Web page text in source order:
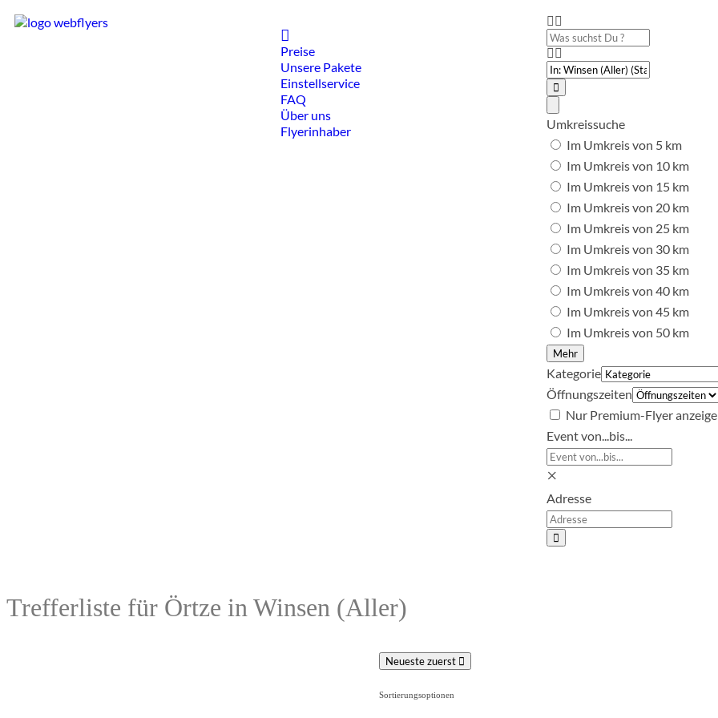
Preise
Unsere Pakete
Einstellservice
FAQ
Über uns
Flyerinhaber
Was
suchst
Du
?
PLZ
oder
Ort
Filters
Umkreissuche
Im Umkreis von 5 km
Im Umkreis von 10 km
Im Umkreis von 15 km
Im Umkreis von 20 km
Im Umkreis von 25 km
Im Umkreis von 30 km
Im Umkreis von 35 km
Im Umkreis von 40 km
Im Umkreis von 45 km
Im Umkreis von 50 km
Mehr
Kategorie
Öffnungszeiten
Nur Premium-Flyer
Event von...bis...
×
Adresse
Trefferliste für Örtze in Winsen (Aller)
Neueste zuerst
Sortierungsoptionen